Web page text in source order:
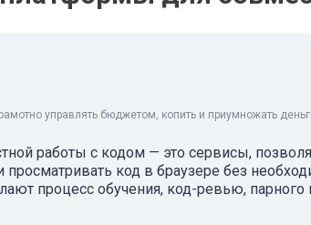
управлять бюджетом, копить и приумножать
работы с кодом — это сервисы,
код в браузере без
процесс обучения, код-ревью,